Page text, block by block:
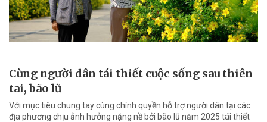
Cùng người dân tái thiết cuộc sống sau thiên
tai, bão lũ
Với mục tiêu chung tay cùng chính quyền hỗ trợ người dân tại các
địa phương chịu ảnh hưởng nặng nề bởi bão lũ năm 2025 tái thiết